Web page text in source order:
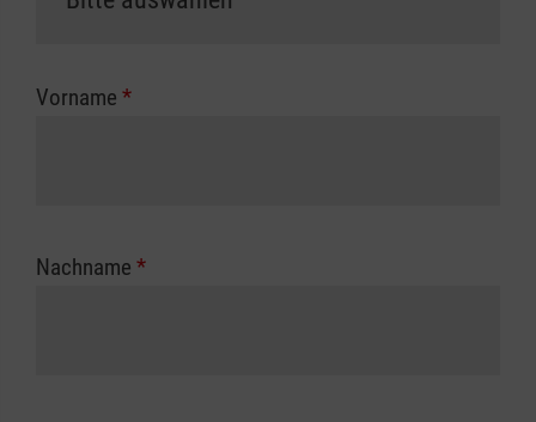
Die notwendigen Formulare für die
zuständigen Berufsgenossenschaft oder
Vorname *
Nachname *